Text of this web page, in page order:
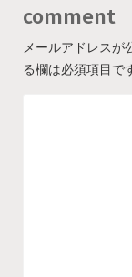
comment
メールアドレスが
る欄は必須項目で